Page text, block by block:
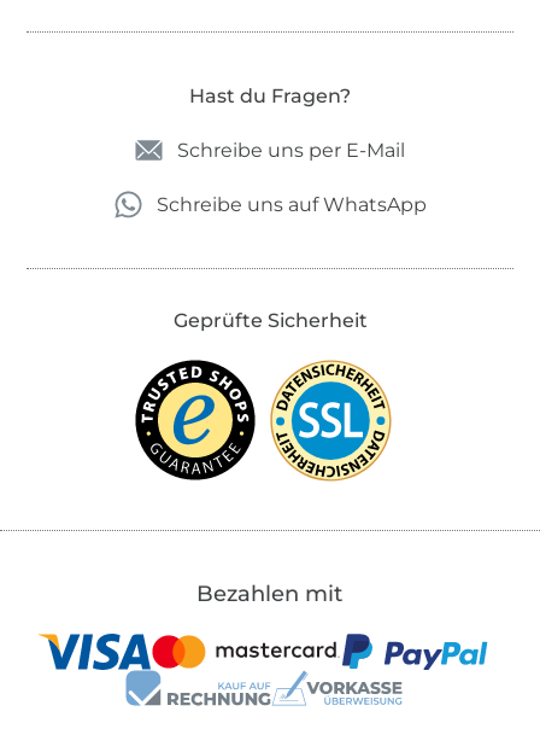
Hast du Fragen?
Schreibe uns per E-Mail
Schreibe uns auf WhatsApp
Geprüfte Sicherheit
Bezahlen mit